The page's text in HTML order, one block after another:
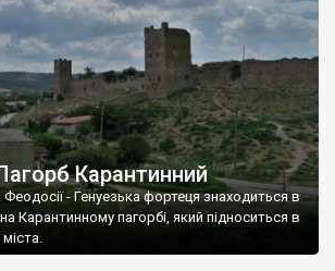
Карантинний
- Генуезька фортеця знаходиться в
Карантинному пагорбі, який підноситься в